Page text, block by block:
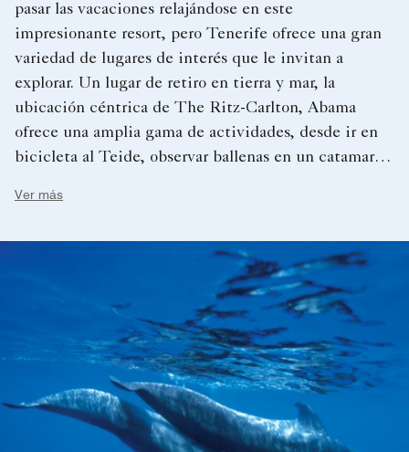
pasar las vacaciones relajándose en este
impresionante resort, pero Tenerife ofrece una gran
variedad de lugares de interés que le invitan a
explorar. Un lugar de retiro en tierra y mar, la
ubicación céntrica de The Ritz-Carlton, Abama
ofrece una amplia gama de actividades, desde ir en
bicicleta al Teide, observar ballenas en un catamarán
Ver más